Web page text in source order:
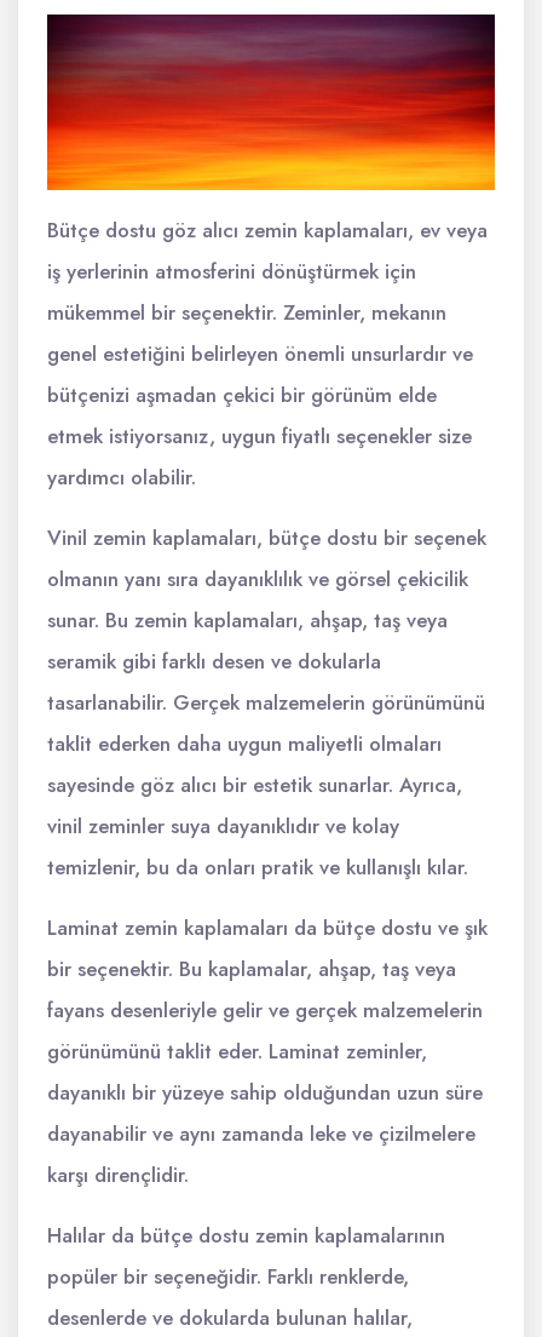
Bütçe dostu göz alıcı zemin kaplamaları, ev veya
iş yerlerinin atmosferini dönüştürmek için
mükemmel bir seçenektir. Zeminler, mekanın
genel estetiğini belirleyen önemli unsurlardır ve
bütçenizi aşmadan çekici bir görünüm elde
etmek istiyorsanız, uygun fiyatlı seçenekler size
yardımcı olabilir.
Vinil zemin kaplamaları, bütçe dostu bir seçenek
olmanın yanı sıra dayanıklılık ve görsel çekicilik
sunar. Bu zemin kaplamaları, ahşap, taş veya
seramik gibi farklı desen ve dokularla
tasarlanabilir. Gerçek malzemelerin görünümünü
taklit ederken daha uygun maliyetli olmaları
sayesinde göz alıcı bir estetik sunarlar. Ayrıca,
vinil zeminler suya dayanıklıdır ve kolay
temizlenir, bu da onları pratik ve kullanışlı kılar.
Laminat zemin kaplamaları da bütçe dostu ve şık
bir seçenektir. Bu kaplamalar, ahşap, taş veya
fayans desenleriyle gelir ve gerçek malzemelerin
görünümünü taklit eder. Laminat zeminler,
dayanıklı bir yüzeye sahip olduğundan uzun süre
dayanabilir ve aynı zamanda leke ve çizilmelere
karşı dirençlidir.
Halılar da bütçe dostu zemin kaplamalarının
popüler bir seçeneğidir. Farklı renklerde,
desenlerde ve dokularda bulunan halılar,